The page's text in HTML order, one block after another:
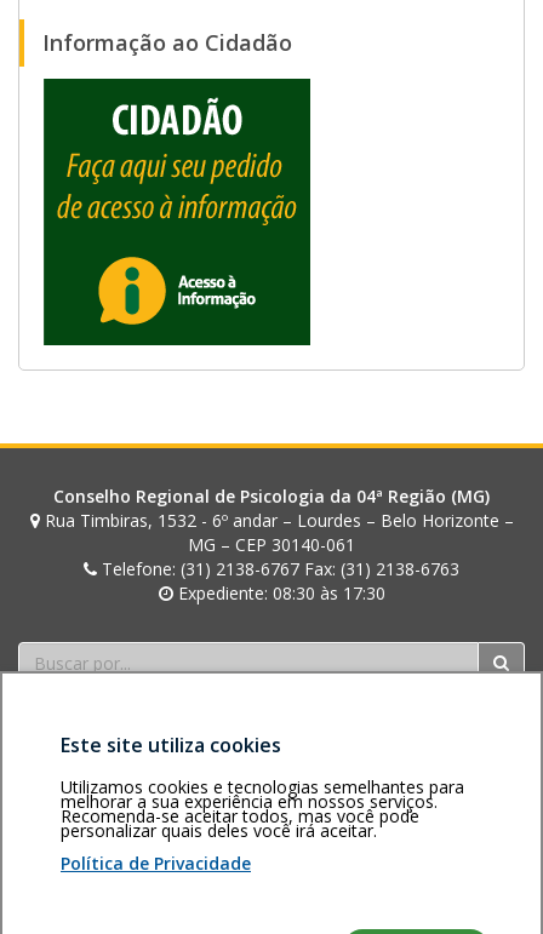
Informação ao Cidadão
Conselho Regional de Psicologia da 04ª Região (MG)
Rua Timbiras, 1532 - 6º andar – Lourdes – Belo Horizonte –
MG – CEP 30140-061
Telefone: (31) 2138-6767 Fax: (31) 2138-6763
Expediente: 08:30 às 17:30
Buscar
Área restritaPolítica de
privacidadePersonalização
de cookies
Este site utiliza cookies
Utilizamos cookies e tecnologias semelhantes para
melhorar a sua experiência em nossos serviços.
Recomenda-se aceitar todos, mas você pode
personalizar quais deles você irá aceitar.
Política de Privacidade